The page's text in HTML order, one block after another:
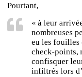
Pourtant,
« à leur
nombreuses
eu les fouilles
check-points,
confisquer
infiltrés lors